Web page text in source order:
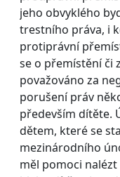
jeho obvyklého
trestního práva, i
protiprávní
se o přemístění či
považováno za
porušení práv
především dítěte.
dětem, které se
mezinárodního
měl pomoci